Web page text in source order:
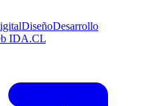
DiseñoDesarrollo
IDA.CL